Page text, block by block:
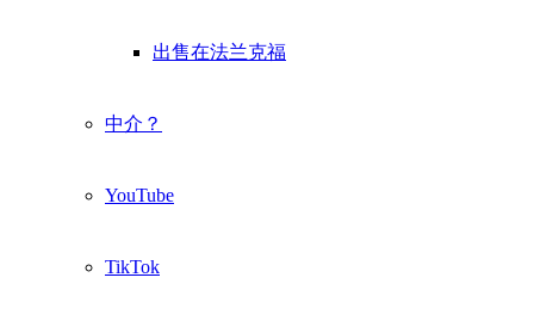
出售在法兰克福
中介？
YouTube
TikTok